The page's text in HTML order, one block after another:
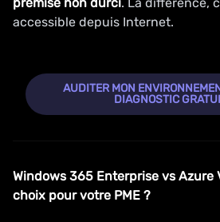
accessible depuis Internet.
AUDITER MON
DIAGNOSTIC
Windows 365 Enterprise vs Azure
choix pour votre PME ?